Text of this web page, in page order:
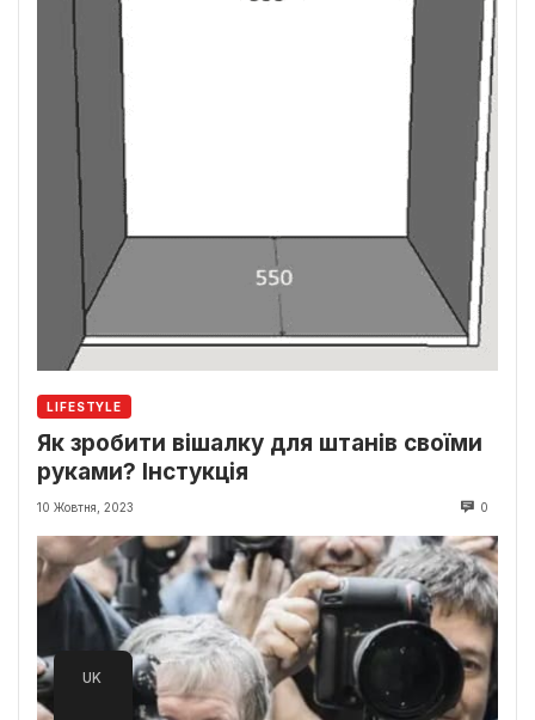
LIFESTYLE
Як зробити вішалку для штанів своїми
руками? Інстукція
10 Жовтня, 2023 0
UK